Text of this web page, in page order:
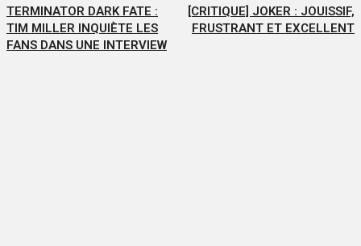
TERMINATOR DARK FATE :
TIM MILLER INQUIÈTE LES
FANS DANS UNE INTERVIEW
[CRITIQUE] JOKER : JOUISSIF,
FRUSTRANT ET EXCELLENT